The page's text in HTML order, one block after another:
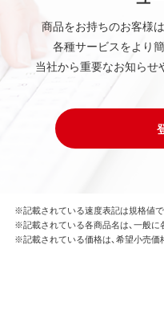
商品をお持ちのお客様
各種サービスをより
当社から重要なお知らせ
※記載されている速度表記は規格値で
※記載されている各商品名は、一般に
※記載されている価格は、希望小売価